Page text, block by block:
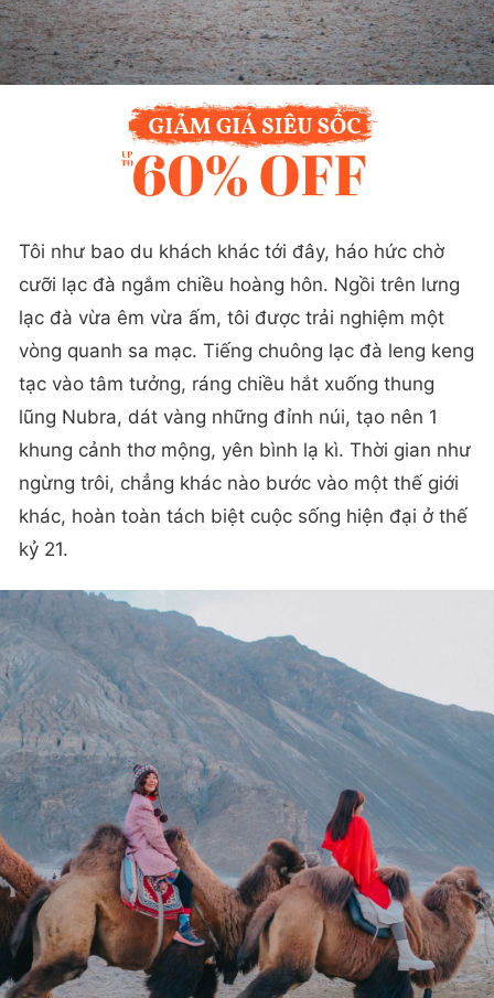
Tôi như bao du khách khác tới đây, háo hức chờ
cưỡi lạc đà ngắm chiều hoàng hôn. Ngồi trên lưng
lạc đà vừa êm vừa ấm, tôi được trải nghiệm một
vòng quanh sa mạc. Tiếng chuông lạc đà leng keng
tạc vào tâm tưởng, ráng chiều hắt xuống thung
lũng Nubra, dát vàng những đỉnh núi, tạo nên 1
khung cảnh thơ mộng, yên bình lạ kì. Thời gian như
ngừng trôi, chẳng khác nào bước vào một thế giới
khác, hoàn toàn tách biệt cuộc sống hiện đại ở thế
kỷ 21.